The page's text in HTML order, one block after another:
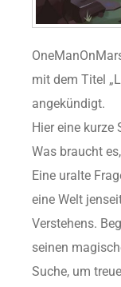
mit dem Titel
angekündigt.
Hier eine kurze
Was braucht
Eine uralte
eine Welt
Verstehens.
seinen
Suche, um